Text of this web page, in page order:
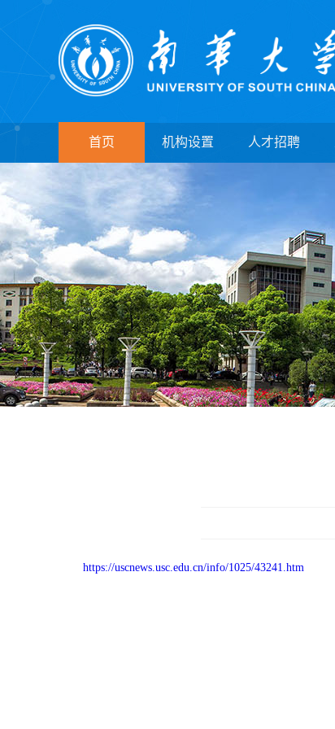
首页 机构设置 人才招聘
https://uscnews.usc.edu.cn/info/1025/43241.htm